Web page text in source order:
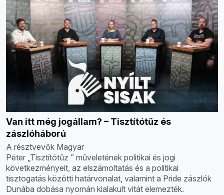
Van itt még jogállam? – Tisztítótűz és
zászlóháború
A résztvevők Magyar
Péter „Tisztítótűz ” műveletének politikai és jogi
következményeit, az elszámoltatás és a politikai
tisztogatás közötti határvonalat, valamint a Pride zászlók
Dunába dobása nyomán kialakult vitát elemezték.